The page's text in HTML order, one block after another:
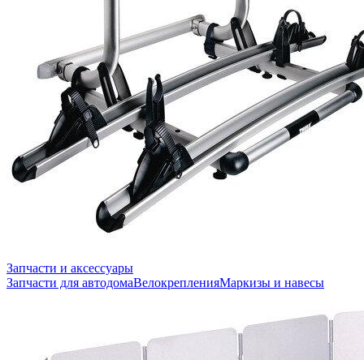
Запчасти и аксессуары
Запчасти для автодомаВелокрепленияМаркизы и навесы